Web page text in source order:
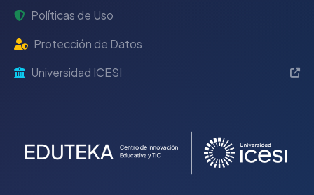
Políticas de Uso
Protección de Datos
Universidad ICESI